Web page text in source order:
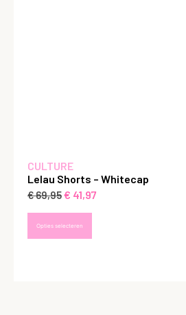
CULTURE
Lelau Shorts – Whitecap
€69,95€ 41,97
Opties selecteren